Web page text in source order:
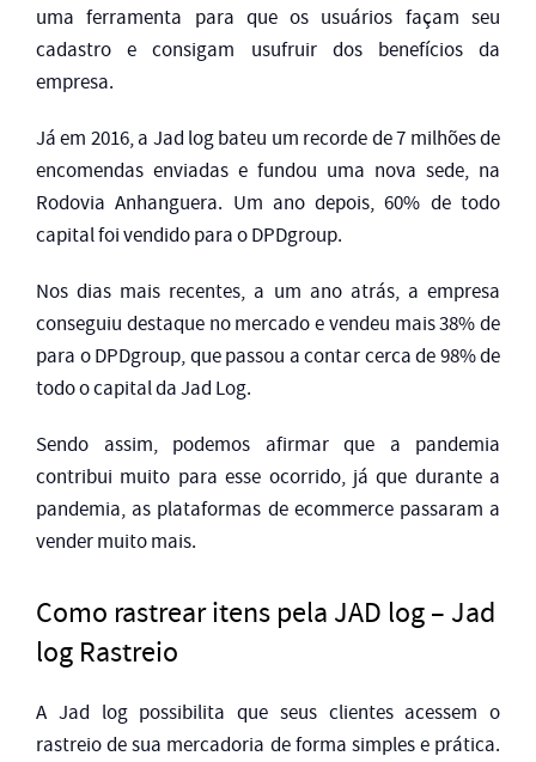
uma ferramenta para que os usuários façam seu
cadastro e consigam usufruir dos benefícios da
empresa.
Já em 2016, a Jad log bateu um recorde de 7 milhões de
encomendas enviadas e fundou uma nova sede, na
Rodovia Anhanguera. Um ano depois, 60% de todo
capital foi vendido para o DPDgroup.
Nos dias mais recentes, a um ano atrás, a empresa
conseguiu destaque no mercado e vendeu mais 38% de
para o DPDgroup, que passou a contar cerca de 98% de
todo o capital da Jad Log.
Sendo assim, podemos afirmar que a pandemia
contribui muito para esse ocorrido, já que durante a
pandemia, as plataformas de ecommerce passaram a
vender muito mais.
Como rastrear itens pela JAD log – Jad
log Rastreio
A Jad log possibilita que seus clientes acessem o
rastreio de sua mercadoria de forma simples e prática.